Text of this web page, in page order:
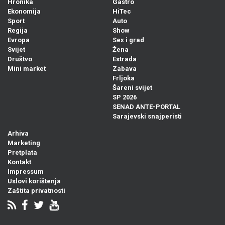
Hronika
Ekonomija
Sport
Regija
Evropa
Svijet
Društvo
Mini market
Gastro
HiTec
Auto
Show
Sex i grad
Žena
Estrada
Zabava
Frljoka
Šareni svijet
SP 2026
SENAD ANTE-PORTAL
Sarajevski snajperisti
Arhiva
Marketing
Pretplata
Kontakt
Impressum
Uslovi korištenja
Zaštita privatnosti